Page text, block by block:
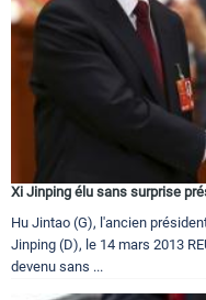
Xi Jinping élu sans surprise
Hu Jintao (G), l'ancien
Jinping (D), le 14 mars 2013
devenu sans ...